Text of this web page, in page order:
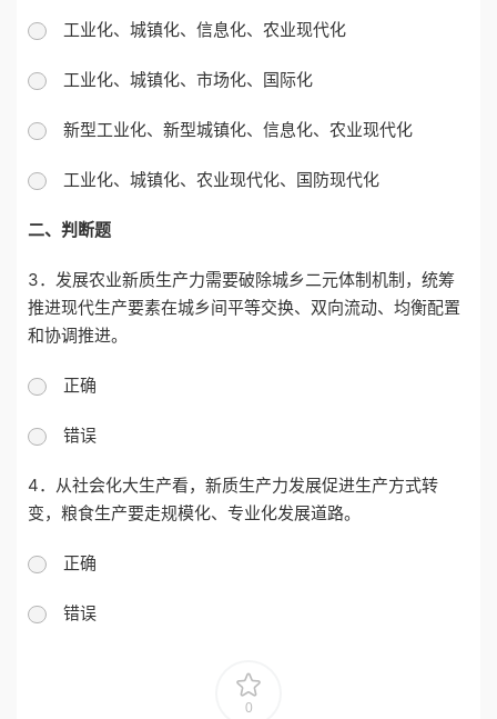
工业化、城镇化、信息化、农业现代化
工业化、城镇化、市场化、国际化
新型工业化、新型城镇化、信息化、农业现代化
工业化、城镇化、农业现代化、国防现代化
二、判断题
3．发展农业新质生产力需要破除城乡二元体制机制，统筹
推进现代生产要素在城乡间平等交换、双向流动、均衡配置
和协调推进。
正确
错误
4．从社会化大生产看，新质生产力发展促进生产方式转
变，粮食生产要走规模化、专业化发展道路。
正确
错误
0